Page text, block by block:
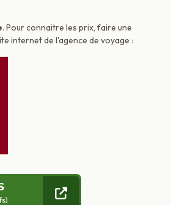
. Pour connaitre les prix, faire une
internet de l'agence de voyage :